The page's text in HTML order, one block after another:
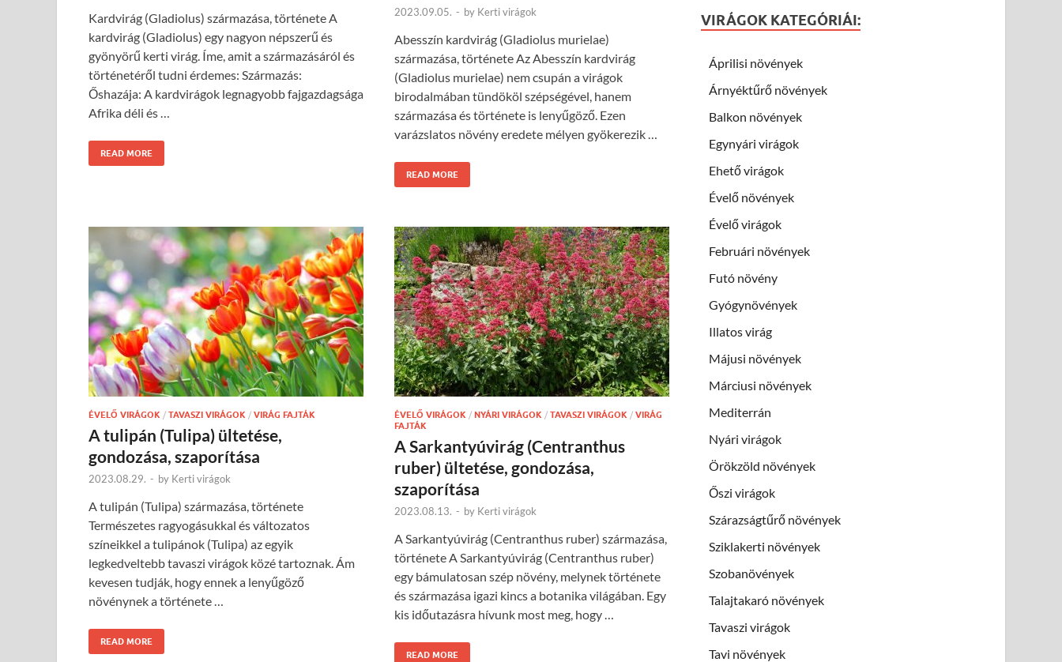
Kardvirág (Gladiolus) származása, története A
kardvirág (Gladiolus) egy nagyon népszerű és
gyönyörű kerti virág. Íme, amit a származásáról és
történetéről tudni érdemes: Származás:
Őshazája: A kardvirágok legnagyobb fajgazdagsága
Afrika déli és …
READ MORE
2023.09.05. - by Kerti virágok
Abesszín kardvirág (Gladiolus murielae)
származása, története Az Abesszín kardvirág
(Gladiolus murielae) nem csupán a virágok
birodalmában tündököl szépségével, hanem
származása és története is lenyűgöző. Ezen
varázslatos növény eredete mélyen gyökerezik …
READ MORE
ÉVELŐ VIRÁGOK / TAVASZI VIRÁGOK / VIRÁG FAJTÁK
A tulipán (Tulipa) ültetése,
gondozása, szaporítása
2023.08.29. - by Kerti virágok
A tulipán (Tulipa) származása, története
Természetes ragyogásukkal és változatos
színeikkel a tulipánok (Tulipa) az egyik
legkedveltebb tavaszi virágok közé tartoznak. Ám
kevesen tudják, hogy ennek a lenyűgöző
növénynek a története …
READ MORE
ÉVELŐ VIRÁGOK / NYÁRI VIRÁGOK / TAVASZI VIRÁGOK / VIRÁG
FAJTÁK
A Sarkantyúvirág (Centranthus
ruber) ültetése, gondozása,
szaporítása
2023.08.13. - by Kerti virágok
A Sarkantyúvirág (Centranthus ruber) származása,
története A Sarkantyúvirág (Centranthus ruber)
egy bámulatosan szép növény, melynek története
és származása igazi kincs a botanika világában. Egy
kis időutazásra hívunk most meg, hogy …
READ MORE
VIRÁGOK KATEGÓRIÁI:
Áprilisi növények
Árnyéktűrő növények
Balkon növények
Egynyári virágok
Ehető virágok
Évelő növények
Évelő virágok
Februári növények
Futó növény
Gyógynövények
Illatos virág
Májusi növények
Márciusi növények
Mediterrán
Nyári virágok
Örökzöld növények
Őszi virágok
Szárazságtűrő növények
Sziklakerti növények
Szobanövények
Talajtakaró növények
Tavaszi virágok
Tavi növények